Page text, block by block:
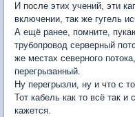
И после этих учений, эти
включении, так же гугель
А ещё ранее, помните,
трубопровод серверный
же местах северного
перегрызанный.
Ну перегрызли, ну и что с
Тот кабель как то всё так
кажется.